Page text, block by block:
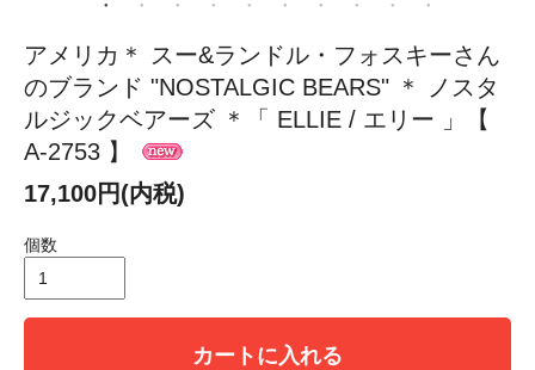
アメリカ＊ スー&ランドル・フォスキーさん
のブランド "NOSTALGIC BEARS" ＊ ノスタ
ルジックベアーズ ＊「 ELLIE / エリー 」【
A-2753 】
17,100円(内税)
個数
カートに入れる